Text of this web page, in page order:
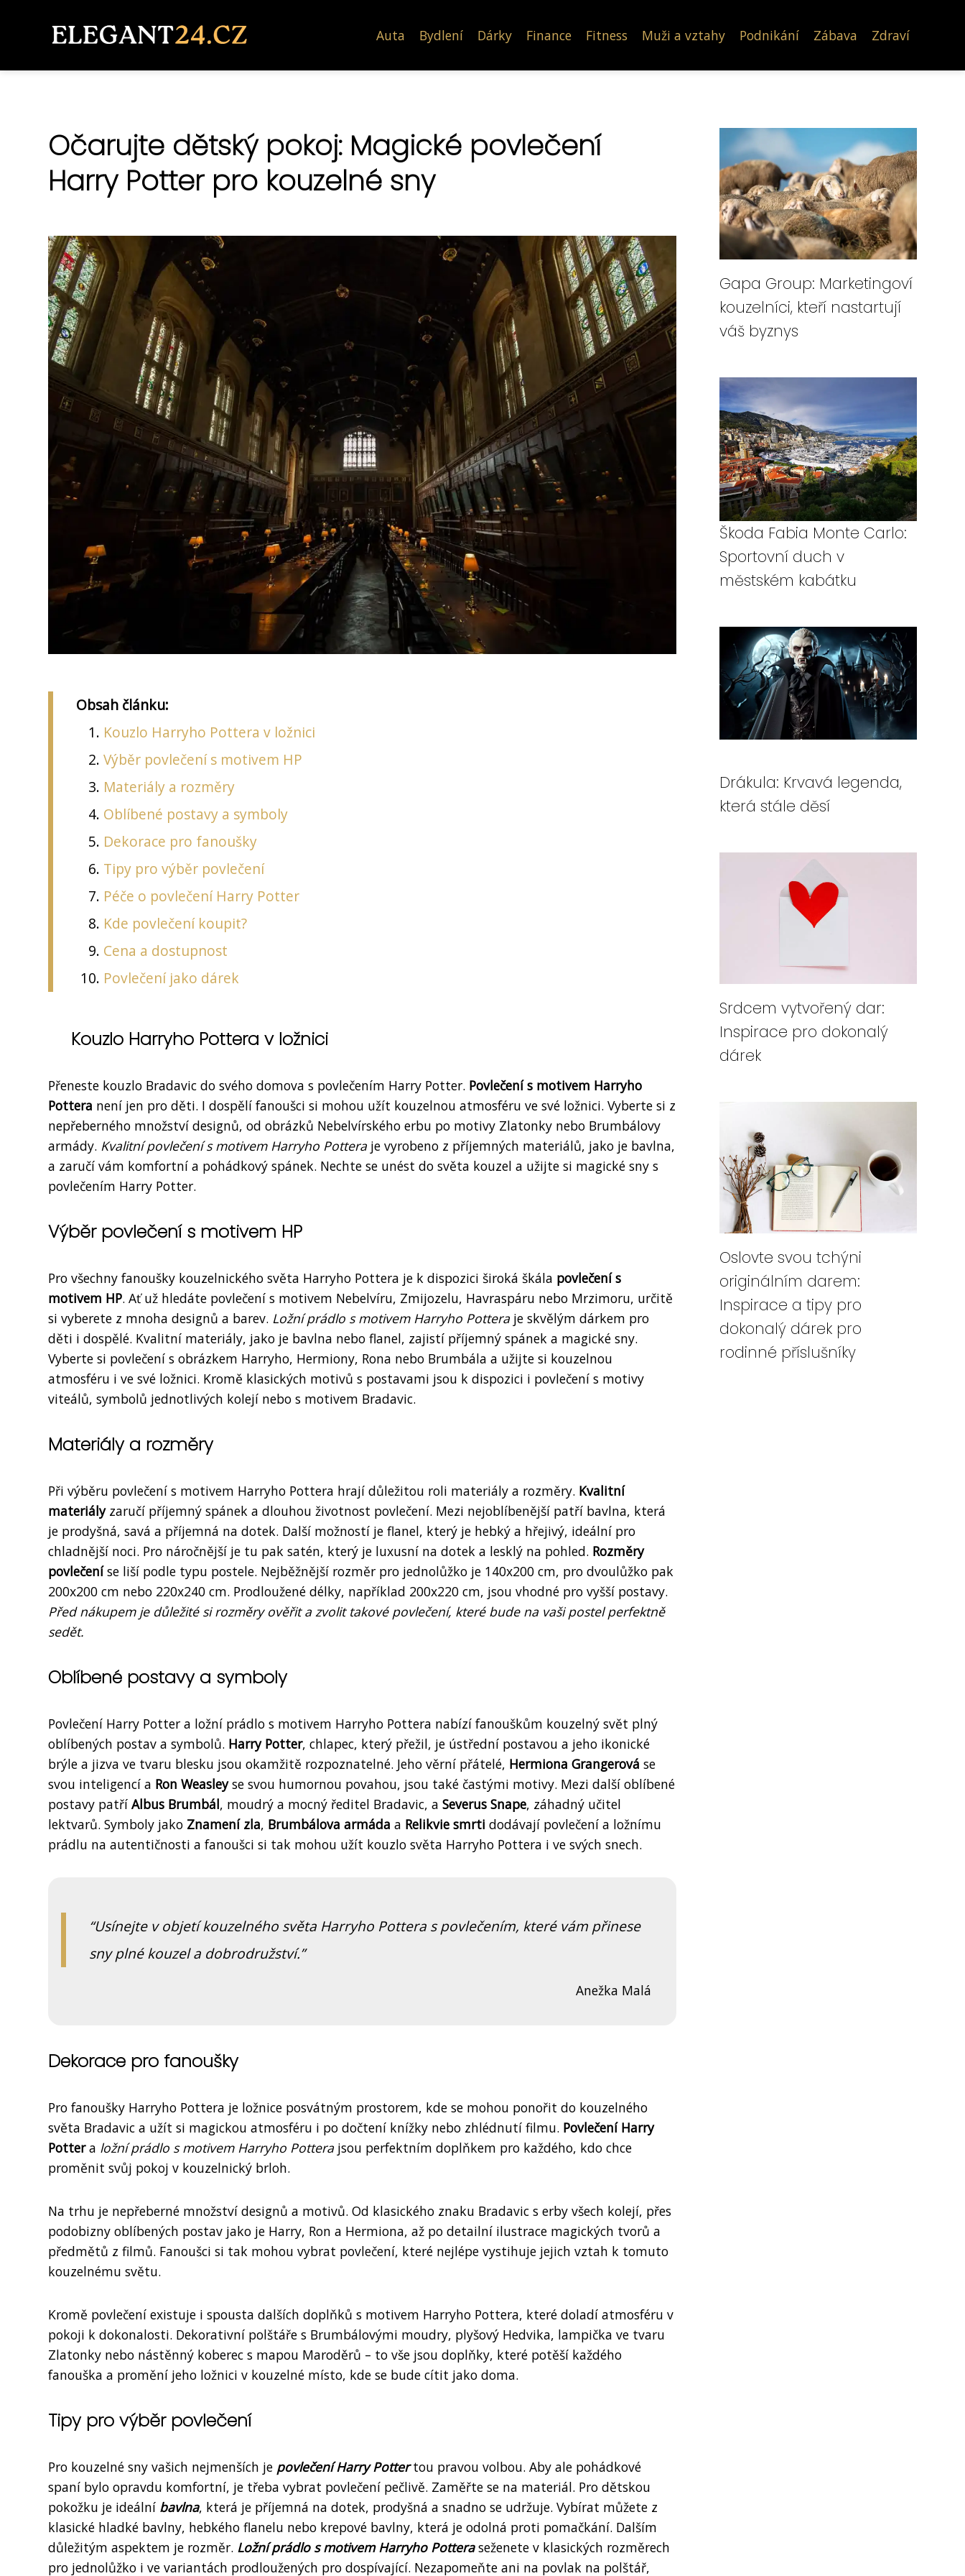
Auta Bydlení Dárky Finance Fitness Muži a vztahy Podnikání Zábava Zdraví
Očarujte dětský pokoj: Magické povlečení
Harry Potter pro kouzelné sny
Obsah článku:
Kouzlo Harryho Pottera v ložnici
Výběr povlečení s motivem HP
Materiály a rozměry
Oblíbené postavy a symboly
Dekorace pro fanoušky
Tipy pro výběr povlečení
Péče o povlečení Harry Potter
Kde povlečení koupit?
Cena a dostupnost
Povlečení jako dárek
Kouzlo Harryho Pottera v ložnici
Přeneste kouzlo Bradavic do svého domova s povlečením Harry Potter. Povlečení s motivem Harryho
Pottera není jen pro děti. I dospělí fanoušci si mohou užít kouzelnou atmosféru ve své ložnici. Vyberte si z
nepřeberného množství designů, od obrázků Nebelvírského erbu po motivy Zlatonky nebo Brumbálovy
armády. Kvalitní povlečení s motivem Harryho Pottera je vyrobeno z příjemných materiálů, jako je bavlna,
a zaručí vám komfortní a pohádkový spánek. Nechte se unést do světa kouzel a užijte si magické sny s
povlečením Harry Potter.
Výběr povlečení s motivem HP
Pro všechny fanoušky kouzelnického světa Harryho Pottera je k dispozici široká škála povlečení s
motivem HP. Ať už hledáte povlečení s motivem Nebelvíru, Zmijozelu, Havraspáru nebo Mrzimoru, určitě
si vyberete z mnoha designů a barev. Ložní prádlo s motivem Harryho Pottera je skvělým dárkem pro
děti i dospělé. Kvalitní materiály, jako je bavlna nebo flanel, zajistí příjemný spánek a magické sny.
Vyberte si povlečení s obrázkem Harryho, Hermiony, Rona nebo Brumbála a užijte si kouzelnou
atmosféru i ve své ložnici. Kromě klasických motivů s postavami jsou k dispozici i povlečení s motivy
viteálů, symbolů jednotlivých kolejí nebo s motivem Bradavic.
Materiály a rozměry
Při výběru povlečení s motivem Harryho Pottera hrají důležitou roli materiály a rozměry. Kvalitní
materiályzaručí příjemný spánek a dlouhou životnost povlečení. Mezi nejoblíbenější patří bavlna, která
je prodyšná, savá a příjemná na dotek. Další možností je flanel, který je hebký a hřejivý, ideální pro
chladnější noci. Pro náročnější je tu pak satén, který je luxusní na dotek a lesklý na pohled. Rozměry
povlečeníse liší podle typu postele. Nejběžnější rozměr pro jednolůžko je 140x200 cm, pro dvoulůžko pak
200x200 cm nebo 220x240 cm. Prodloužené délky, například 200x220 cm, jsou vhodné pro vyšší postavy.
Před nákupem je důležité si rozměry ověřit a zvolit takové povlečení, které bude na vaši postel perfektně
sedět.
Oblíbené postavy a symboly
Povlečení Harry Potter a ložní prádlo s motivem Harryho Pottera nabízí fanouškům kouzelný svět plný
oblíbených postav a symbolů. Harry Potter, chlapec, který přežil, je ústřední postavou a jeho ikonické
brýle a jizva ve tvaru blesku jsou okamžitě rozpoznatelné. Jeho věrní přátelé, Hermiona Grangerová se
svou inteligencí a Ron Weasleyse svou humornou povahou, jsou také častými motivy. Mezi další oblíbené
postavy patří Albus Brumbál, moudrý a mocný ředitel Bradavic, a Severus Snape, záhadný učitel
lektvarů. Symboly jako Znamení zla, Brumbálova armáda a Relikvie smrti dodávají povlečení a ložnímu
prádlu na autentičnosti a fanoušci si tak mohou užít kouzlo světa Harryho Pottera i ve svých snech.
Usínejte v objetí kouzelného světa Harryho Pottera s povlečením, které vám přinese
sny plné kouzel a dobrodružství.
Anežka Malá
Dekorace pro fanoušky
Pro fanoušky Harryho Pottera je ložnice posvátným prostorem, kde se mohou ponořit do kouzelného
světa Bradavic a užít si magickou atmosféru i po dočtení knížky nebo zhlédnutí filmu. Povlečení Harry
Pottera ložní prádlo s motivem Harryho Pottera jsou perfektním doplňkem pro každého, kdo chce
proměnit svůj pokoj v kouzelnický brloh.
Na trhu je nepřeberné množství designů a motivů. Od klasického znaku Bradavic s erby všech kolejí, přes
podobizny oblíbených postav jako je Harry, Ron a Hermiona, až po detailní ilustrace magických tvorů a
předmětů z filmů. Fanoušci si tak mohou vybrat povlečení, které nejlépe vystihuje jejich vztah k tomuto
kouzelnému světu.
Kromě povlečení existuje i spousta dalších doplňků s motivem Harryho Pottera, které doladí atmosféru v
pokoji k dokonalosti. Dekorativní polštáře s Brumbálovými moudry, plyšový Hedvika, lampička ve tvaru
Zlatonky nebo nástěnný koberec s mapou Maroděrů – to vše jsou doplňky, které potěší každého
fanouška a promění jeho ložnici v kouzelné místo, kde se bude cítit jako doma.
Tipy pro výběr povlečení
Pro kouzelné sny vašich nejmenších je povlečení Harry Pottertou pravou volbou. Aby ale pohádkové
spaní bylo opravdu komfortní, je třeba vybrat povlečení pečlivě. Zaměřte se na materiál. Pro dětskou
pokožku je ideální bavlna, která je příjemná na dotek, prodyšná a snadno se udržuje. Vybírat můžete z
klasické hladké bavlny, hebkého flanelu nebo krepové bavlny, která je odolná proti pomačkání. Dalším
důležitým aspektem je rozměr. Ložní prádlo s motivem Harryho Potteraseženete v klasických rozměrech
pro jednolůžko i ve variantách prodloužených pro dospívající. Nezapomeňte ani na povlak na polštář,
Gapa Group: Marketingoví
kouzelníci, kteří nastartují
váš byznys
Škoda Fabia Monte Carlo:
Sportovní duch v
městském kabátku
Drákula: Krvavá legenda,
která stále děsí
Srdcem vytvořený dar:
Inspirace pro dokonalý
dárek
Oslovte svou tchýni
originálním darem:
Inspirace a tipy pro
dokonalý dárek pro
rodinné příslušníky